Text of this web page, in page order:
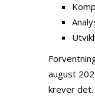
august
krever